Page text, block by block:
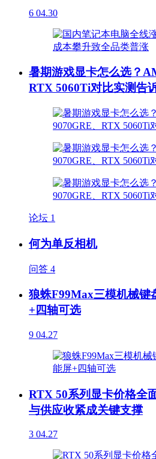
6 04.30
暑期游戏显卡怎么选？
RTX 5060Ti对比实测告
论坛 1
何为单反相机
问答 4
狼蛛F99Max三模机械键
+四轴可选
9 04.27
RTX 50系列显卡价格全
与供应收紧成关键支撑
3 04.27